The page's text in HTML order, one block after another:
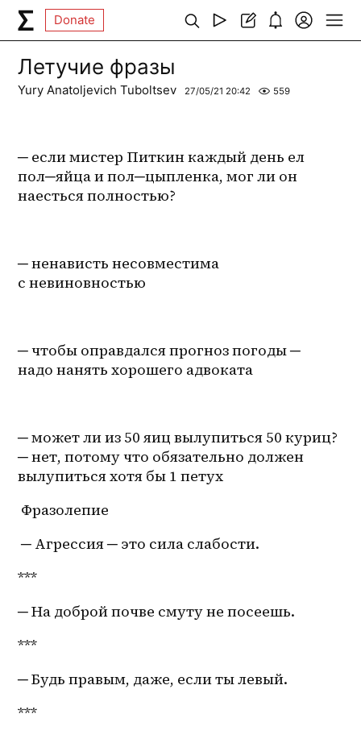
Donate
Летучие фразы
Yury Anatoljevich Tuboltsev 27/05/21 20:42 559
─ если мистер Питкин каждый день ел
пол─яйца и пол─цыпленка, мог ли он
наесться полностью?
─ ненависть несовместима
с невиновностью
─ чтобы оправдался прогноз погоды ─
надо нанять хорошего адвоката
─ может ли из 50 яиц вылупиться 50 куриц?
─ нет, потому что обязательно должен
вылупиться хотя бы 1 петух
Фразолепие
─ Агрессия ─ это сила слабости.
***
─ На доброй почве смуту не посеешь.
***
─ Будь правым, даже, если ты левый.
***